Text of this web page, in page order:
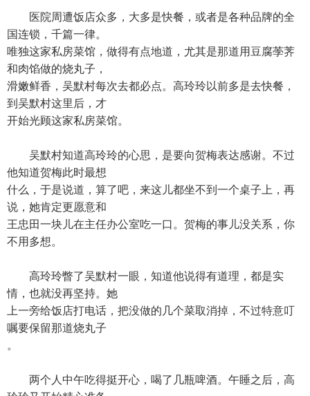
医院周遭饭店众多，大多是快餐，或者是各种品牌的全
国连锁，千篇一律。
唯独这家私房菜馆，做得有点地道，尤其是那道用豆腐荸荠
和肉馅做的烧丸子，
滑嫩鲜香，吴默村每次去都必点。高玲玲以前多是去快餐，
到吴默村这里后，才
开始光顾这家私房菜馆。
吴默村知道高玲玲的心思，是要向贺梅表达感谢。不过
他知道贺梅此时最想
什么，于是说道，算了吧，来这儿都坐不到一个桌子上，再
说，她肯定更愿意和
王忠田一块儿在主任办公室吃一口。贺梅的事儿没关系，你
不用多想。
高玲玲瞥了吴默村一眼，知道他说得有道理，都是实
情，也就没再坚持。她
上一旁给饭店打电话，把没做的几个菜取消掉，不过特意叮
嘱要保留那道烧丸子
。
两个人中午吃得挺开心，喝了几瓶啤酒。午睡之后，高